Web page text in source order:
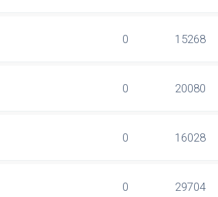
0 15268
0 20080
0 16028
0 29704